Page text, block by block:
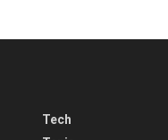
Tech